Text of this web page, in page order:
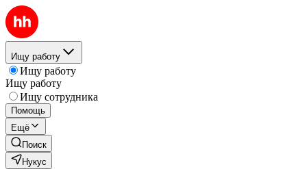
Ищу работу
Ищу работу
Ищу работу
Ищу сотрудника
Помощь
Ещё
Поиск
Нукус